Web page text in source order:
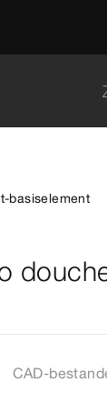
basiselement
CAD-